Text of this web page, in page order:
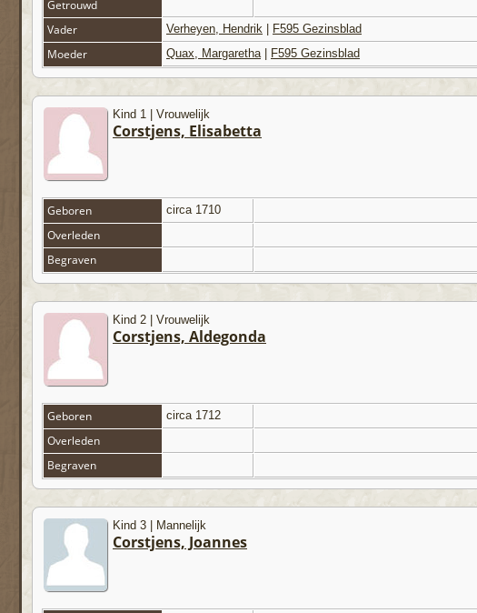
Getrouwd
Vader
Verheyen, Hendrik F595 Gezinsblad
Moeder Quax, Margaretha| F595 Gezinsblad
Kind 1 | Vrouwelijk
Corstjens, Elisabetta
Geboren circa 1710
Overleden
Begraven
Kind 2 | Vrouwelijk
Corstjens, Aldegonda
Geboren circa 1712
Overleden
Begraven
Kind 3 | Mannelijk
Corstjens, Joannes